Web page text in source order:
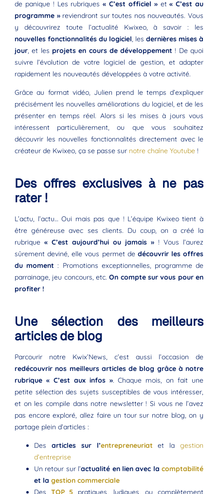
de panique ! Les rubriques« C’est officiel »et« C’est au
programme »reviendront sur toutes nos nouveautés. Vous
y découvrirez toute l’actualité Kwixeo, à savoir : les
nouvelles fonctionnalités du logiciel, les dernières mises à
jour, et les projets en cours de développement ! De quoi
suivre l’évolution de votre logiciel de gestion, et adapter
rapidement les nouveautés développées à votre activité.
Grâce au format vidéo, Julien prend le temps d’expliquer
précisément les nouvelles améliorations du logiciel, et de les
présenter en temps réel. Alors si les mises à jours vous
intéressent particulièrement, ou que vous souhaitez
découvrir les nouvelles fonctionnalités directement avec le
créateur de Kwixeo, ça se passe sur notre chaîne Youtube !
Des offres exclusives à ne pas
rater !
L’actu, l’actu… Oui mais pas que ! L’équipe Kwixeo tient à
être généreuse avec ses clients. Du coup, on a créé la
rubrique « C’est aujourd’hui ou jamais » ! Vous l’aurez
sûrement deviné, elle vous permet de découvrir les offres
du moment : Promotions exceptionnelles, programme de
parrainage, jeu concours, etc.On compte sur vous pour en
profiter !
Une sélection des meilleurs
articles de blog
Parcourir notre Kwix’News, c’est aussi l’occasion de
redécouvrir nos meilleurs articles de blog grâce à notre
rubrique « C’est aux infos ». Chaque mois, on fait une
petite sélection des sujets susceptibles de vous intéresser,
et on les compile dans notre newsletter ! Si vous ne l’avez
pas encore exploré, allez faire un tour sur notre blog, on y
partage plein d’articles :
Des articles sur l’entrepreneuriat et lagestion
d’entreprise
Un retour sur l’actualité en lien avec la comptabilité
et la gestion commerciale